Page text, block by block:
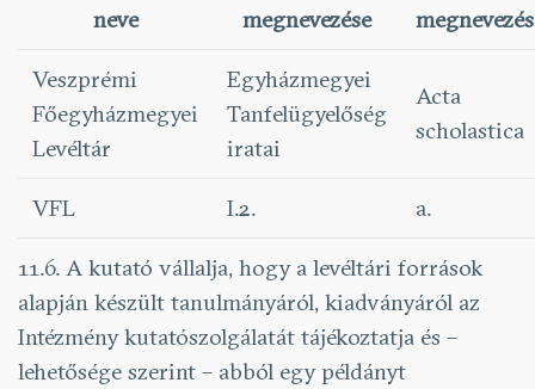
neve
megnevezése
Veszprémi
Főegyházmegyei
Levéltár
Egyházmegyei
Tanfelügyelőség
iratai
Acta
scholastica
VFL I.2. a.
11.6. A kutató vállalja, hogy a levéltári források
alapján készült tanulmányáról, kiadványáról az
Intézmény kutatószolgálatát tájékoztatja és –
lehetősége szerint – abból egy példányt